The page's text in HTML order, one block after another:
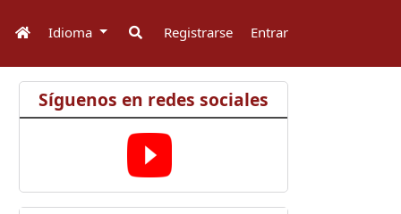
Idioma Registrarse Entrar
Síguenos en redes sociales